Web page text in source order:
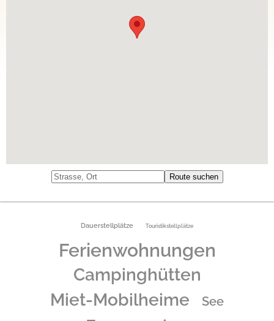
Dauerstellplätze Touristikstellplätze
Ferienwohnungen
Campinghütten
Miet-Mobilheime See